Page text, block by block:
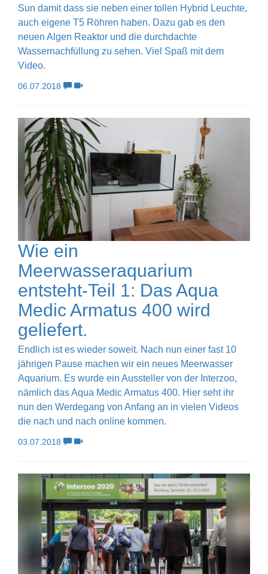
Sun damit dass sie neben einer tollen Hybrid Leuchte,
auch eigene T5 Röhren haben. Dazu gab es den
neuen Algen Reaktor und die durchdachte
Wassernachfüllung zu sehen. Viel Spaß mit dem
Video.
06.07.2018
Wie ein
Meerwasseraquarium
entsteht-Teil 1: Das Aqua
Medic Armatus 400 wird
geliefert.
Endlich ist es wieder soweit. Nach nun einer fast 10
jährigen Pause machen wir ein neues Meerwasser
Aquarium. Es wurde ein Aussteller von der Interzoo,
nämlich das Aqua Medic Armatus 400. Hier seht ihr
nun den Werdegang von Anfang an in vielen Videos
die nach und nach online kommen.
03.07.2018